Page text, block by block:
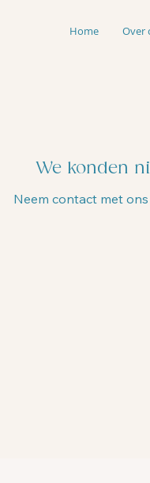
Home Over
We konden
Neem contact met